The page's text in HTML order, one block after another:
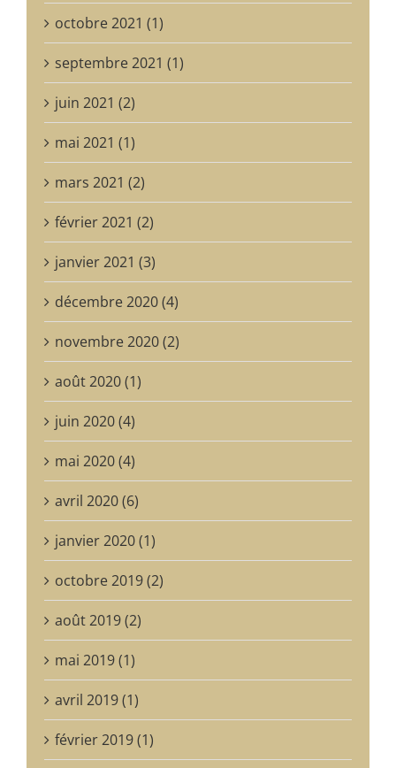
octobre 2021 (1)
septembre 2021 (1)
juin 2021 (2)
mai 2021 (1)
mars 2021 (2)
février 2021 (2)
janvier 2021 (3)
décembre 2020 (4)
novembre 2020 (2)
août 2020 (1)
juin 2020 (4)
mai 2020 (4)
avril 2020 (6)
janvier 2020 (1)
octobre 2019 (2)
août 2019 (2)
mai 2019 (1)
avril 2019 (1)
février 2019 (1)